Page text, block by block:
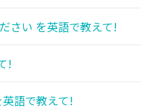
さい を英語で教えて!
!
語で教えて!